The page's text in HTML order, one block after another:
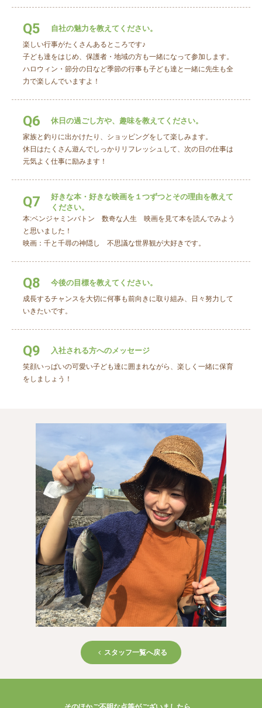
Q5 自社の魅力を教えてください。
楽しい行事がたくさんあるところです♪
子ども達をはじめ、保護者・地域の方も一緒になって参加します。
ハロウィン・節分の日など季節の行事も子ども達と一緒に先生も全
力で楽しんでいますよ！
Q6 休日の過ごし方や、趣味を教えてください。
家族と釣りに出かけたり、ショッピングをして楽しみます。
休日はたくさん遊んでしっかりリフレッシュして、次の日の仕事は
元気よく仕事に励みます！
Q7
好きな本・好きな映画を１つずつとその理由を教えて
ください。
本:ベンジャミンバトン 数奇な人生 映画を見て本を読んでみよう
と思いました！
映画：千と千尋の神隠し 不思議な世界観が大好きです。
Q8 今後の目標を教えてください。
成長するチャンスを大切に何事も前向きに取り組み、日々努力して
いきたいです。
Q9 入社される方へのメッセージ
笑顔いっぱいの可愛い子ども達に囲まれながら、楽しく一緒に保育
をしましょう！
スタッフ一覧へ戻る